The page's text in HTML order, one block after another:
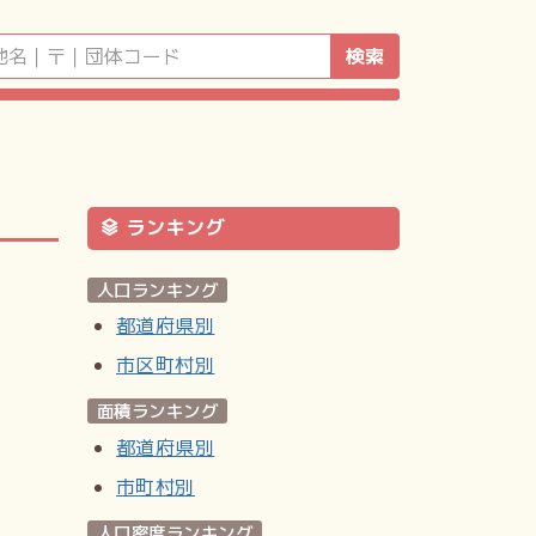
検索
ランキング
人口ランキング
都道府県別
市区町村別
面積ランキング
都道府県別
市町村別